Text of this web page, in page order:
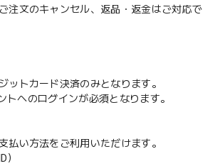
注文のキャンセル、返品・返金はご対応で
ットカード決済のみとなります。
トへのログインが必須となります。
払い方法をご利用いただけます。